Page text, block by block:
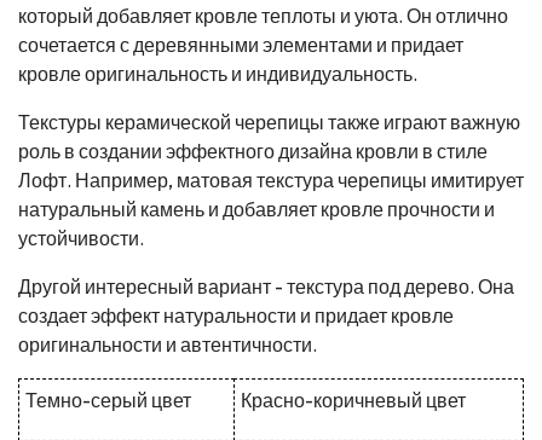
который добавляет кровле теплоты и уюта. Он отлично
сочетается с деревянными элементами и придает
кровле оригинальность и индивидуальность.
Текстуры керамической черепицы также играют важную
роль в создании эффектного дизайна кровли в стиле
Лофт. Например, матовая текстура черепицы имитирует
натуральный камень и добавляет кровле прочности и
устойчивости.
Другой интересный вариант - текстура под дерево. Она
создает эффект натуральности и придает кровле
оригинальности и автентичности.
Темно-серый цвет Красно-коричневый цвет